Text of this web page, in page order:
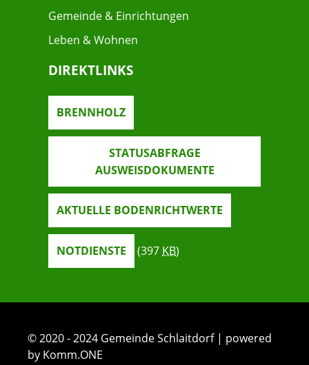
Gemeinde & Einrichtungen
Leben & Wohnen
DIREKTLINKS
BRENNHOLZ
STATUSABFRAGE
AUSWEISDOKUMENTE
AKTUELLE BODENRICHTWERTE
NOTDIENSTE (397 KB)
© 2020 - 2024 Gemeinde Schlaitdorf | powered
by Komm.ONE